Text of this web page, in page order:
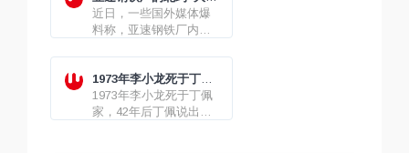
口呆——高达创记录的
数亿美元！
鱼”快要浮出水面?
近日，一些国外媒体爆
料称，亚速钢铁厂内的
时被俄方抓获，但截至
目前这一说法并未得到
俄官方证实。俄国防部
1973年李小龙死于丁佩
家之谜
1973年李小龙死于丁佩
家，42年后丁佩说出经